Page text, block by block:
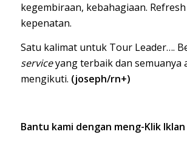
kegembiraan, kebahagiaan.
kepenatan.
Satu kalimat untuk Tour Leader….
serviceyang terbaik dan semuanya
mengikuti. (joseph/rn+)
Bantu kami dengan meng-Klik